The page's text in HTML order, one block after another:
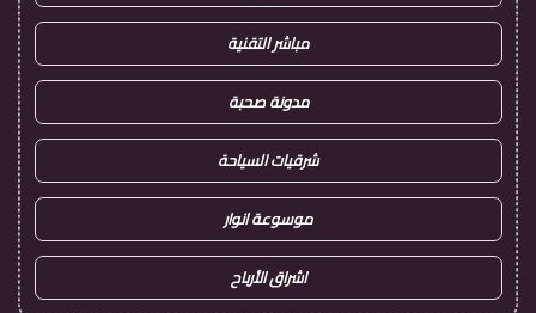
مباشر التقنية
مدونة صحبة
شرقيات السياحة
موسوعة انوار
اشراق الأرباح